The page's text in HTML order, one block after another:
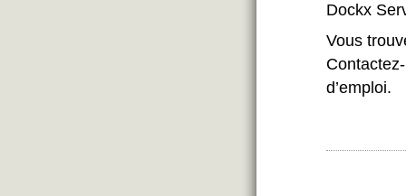
Dockx
Vous
d’emploi.